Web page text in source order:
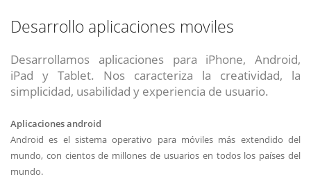
Desarrollo aplicaciones moviles
Desarrollamos aplicaciones para iPhone, Android,
iPad y Tablet. Nos caracteriza la creatividad, la
simplicidad, usabilidad y experiencia de usuario.
Aplicaciones android
Android es el sistema operativo para móviles más extendido del
mundo, con cientos de millones de usuarios en todos los países del
mundo.